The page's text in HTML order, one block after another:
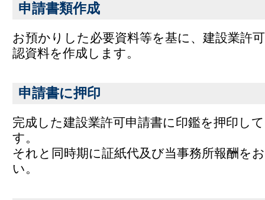
申請書類作成
お預かりした必要資料等を基に、建設業許
認資料を作成します。
申請書に押印
完成した建設業許可申請書に印鑑を押印し
す。
それと同時期に証紙代及び当事務所報酬を
い。